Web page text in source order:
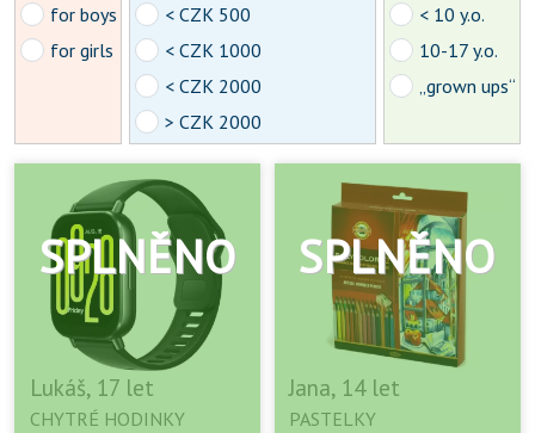
for boys
for girls
< CZK 500
< CZK 1000
< CZK 2000
> CZK 2000
< 10 y.o.
10-17 y.o.
„grown ups“
Lukáš, 17 let
CHYTRÉ HODINKY
Jana, 14 let
PASTELKY